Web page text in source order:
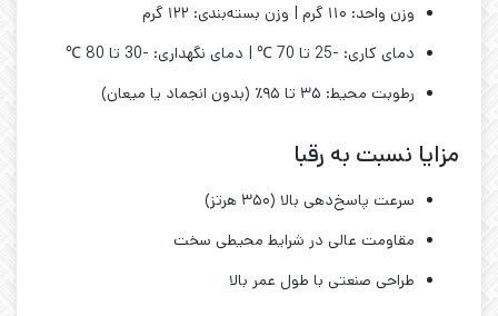
وزن واحد: ۱۱۰ گرم | وزن بسته‌بندی: ۱۲۲ گرم
دمای کاری: -25 تا 70 ℃ | دمای نگهداری: -30 تا 80 ℃
رطوبت محیط: ۳۵ تا ۹۵٪ (بدون انجماد یا میعان)
مزایا نسبت به رقبا
سرعت پاسخ‌دهی بالا (۳۵۰ هرتز)
مقاومت عالی در شرایط محیطی سخت
طراحی صنعتی با طول عمر بالا